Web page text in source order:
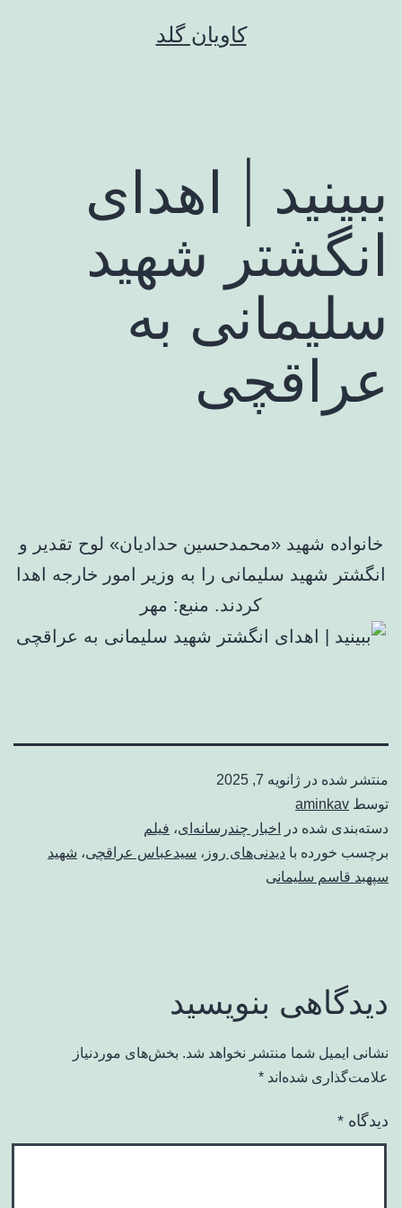
کاویان گلد
ببینید | اهدای
انگشتر شهید
سلیمانی به
عراقچی
خانواده شهید «محمدحسین حدادیان» لوح تقدیر و
انگشتر شهید سلیمانی را به وزیر امور خارجه اهدا
کردند. منبع: مهر
منتشر شده در ژانویه 7, 2025
توسط aminkav
دسته‌بندی شده در
اخبار چندرسانه‌ای، فیلم
برچسب خورده با دیدنی‌های روز ، سیدعباس عراقچی، شهید
سپهبد قاسم سلیمانی
دیدگاهی بنویسید
نشانی ایمیل شما منتشر نخواهد شد. بخش‌های موردنیاز
علامت‌گذاری شده‌اند *
دیدگاه *